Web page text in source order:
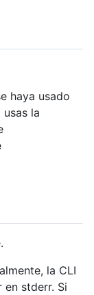
haya usado
la
la CLI
stderr. Si